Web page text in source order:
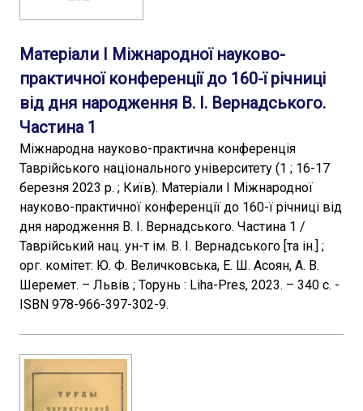
Матеріали I Міжнародної науково-
практичної конференції до 160-ї річниці
від дня народження В. І. Вернадського.
Частина 1
Міжнародна науково-практична конференція
Таврійського національного університету (1 ; 16-17
березня 2023 р. ; Київ). Матеріали I Міжнародної
науково-практичної конференції до 160-ї річниці від
дня народження В. І. Вернадського. Частина 1 /
Таврійський нац. ун-т ім. В. І. Вернадського [та ін.] ;
орг. комітет: Ю. Ф. Величковська, Е. Ш. Асоян, А. В.
Шеремет. – Львів ; Торунь : Liha-Pres, 2023. – 340 с. -
ISBN 978-966-397-302-9.